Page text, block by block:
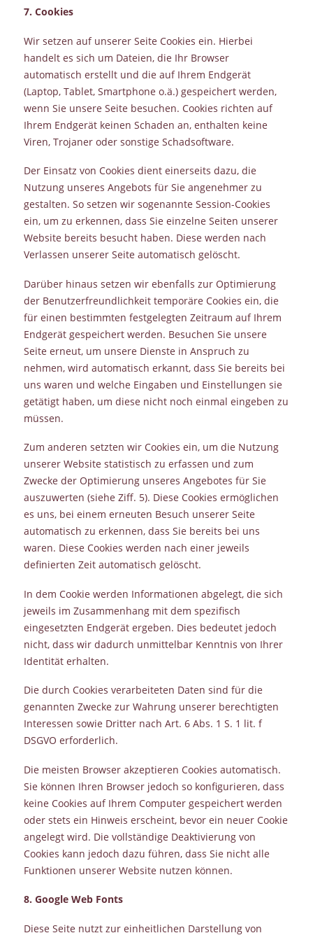
7. Cookies
Wir setzen auf unserer Seite Cookies ein. Hierbei
handelt es sich um Dateien, die Ihr Browser
automatisch erstellt und die auf Ihrem Endgerät
(Laptop, Tablet, Smartphone o.ä.) gespeichert werden,
wenn Sie unsere Seite besuchen. Cookies richten auf
Ihrem Endgerät keinen Schaden an, enthalten keine
Viren, Trojaner oder sonstige Schadsoftware.
Der Einsatz von Cookies dient einerseits dazu, die
Nutzung unseres Angebots für Sie angenehmer zu
gestalten. So setzen wir sogenannte Session-Cookies
ein, um zu erkennen, dass Sie einzelne Seiten unserer
Website bereits besucht haben. Diese werden nach
Verlassen unserer Seite automatisch gelöscht.
Darüber hinaus setzen wir ebenfalls zur Optimierung
der Benutzerfreundlichkeit temporäre Cookies ein, die
für einen bestimmten festgelegten Zeitraum auf Ihrem
Endgerät gespeichert werden. Besuchen Sie unsere
Seite erneut, um unsere Dienste in Anspruch zu
nehmen, wird automatisch erkannt, dass Sie bereits bei
uns waren und welche Eingaben und Einstellungen sie
getätigt haben, um diese nicht noch einmal eingeben zu
müssen.
Zum anderen setzten wir Cookies ein, um die Nutzung
unserer Website statistisch zu erfassen und zum
Zwecke der Optimierung unseres Angebotes für Sie
auszuwerten (siehe Ziff. 5). Diese Cookies ermöglichen
es uns, bei einem erneuten Besuch unserer Seite
automatisch zu erkennen, dass Sie bereits bei uns
waren. Diese Cookies werden nach einer jeweils
definierten Zeit automatisch gelöscht.
In dem Cookie werden Informationen abgelegt, die sich
jeweils im Zusammenhang mit dem spezifisch
eingesetzten Endgerät ergeben. Dies bedeutet jedoch
nicht, dass wir dadurch unmittelbar Kenntnis von Ihrer
Identität erhalten.
Die durch Cookies verarbeiteten Daten sind für die
genannten Zwecke zur Wahrung unserer berechtigten
Interessen sowie Dritter nach Art. 6 Abs. 1 S. 1 lit. f
DSGVO erforderlich.
Die meisten Browser akzeptieren Cookies automatisch.
Sie können Ihren Browser jedoch so konfigurieren, dass
keine Cookies auf Ihrem Computer gespeichert werden
oder stets ein Hinweis erscheint, bevor ein neuer Cookie
angelegt wird. Die vollständige Deaktivierung von
Cookies kann jedoch dazu führen, dass Sie nicht alle
Funktionen unserer Website nutzen können.
8. Google Web Fonts
Diese Seite nutzt zur einheitlichen Darstellung von